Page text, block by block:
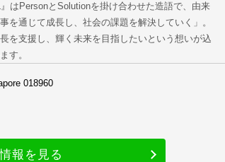
』はPersonとSolutionを掛け合わせた造語で、由来
を通じて成長し、社会の課題を解決していく」。
を支援し、輝く未来を目指したいという想いが込
す。
018960
報を見る